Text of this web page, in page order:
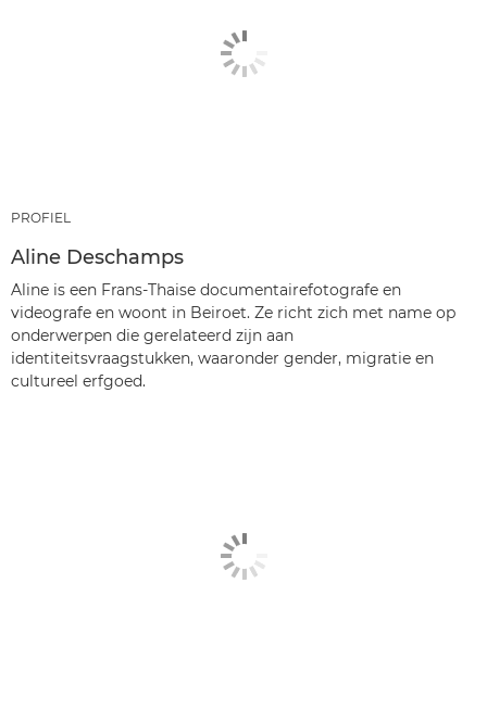
PROFIEL
Aline Deschamps
Aline is een Frans-Thaise documentairefotografe en
videografe en woont in Beiroet. Ze richt zich met name op
onderwerpen die gerelateerd zijn aan
identiteitsvraagstukken, waaronder gender, migratie en
cultureel erfgoed.